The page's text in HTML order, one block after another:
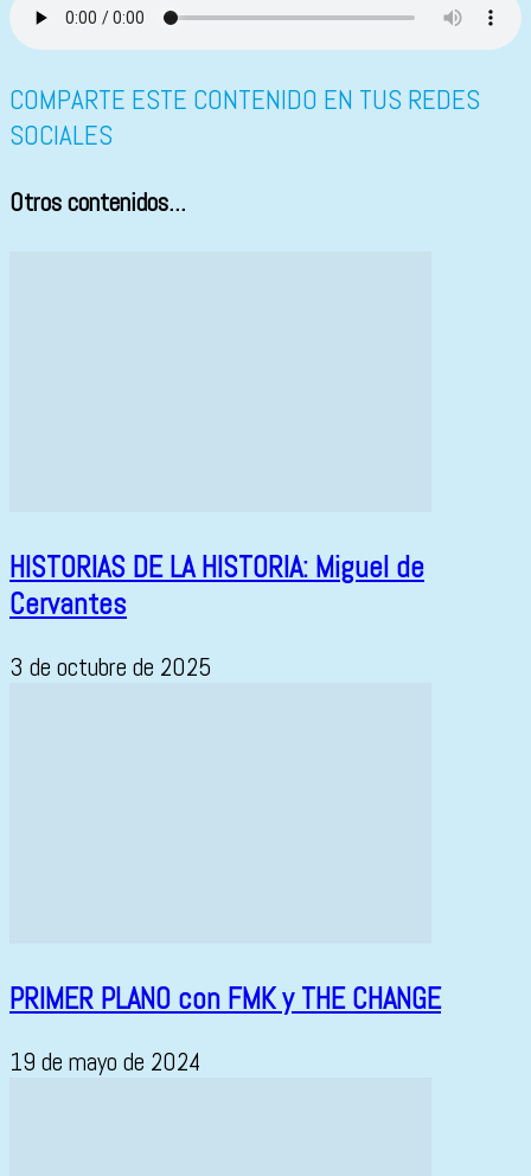
COMPARTE ESTE CONTENIDO EN TUS REDES
SOCIALES
Otros contenidos...
HISTORIAS DE LA HISTORIA: Miguel de
Cervantes
3 de octubre de 2025
PRIMER PLANO con FMK y THE CHANGE
19 de mayo de 2024